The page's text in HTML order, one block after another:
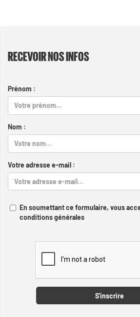
RECEVOIR NOS INFOS
Prénom :
Nom :
Votre adresse e-mail :
En soumettant ce formulaire, vous
conditions générales
S'inscrire